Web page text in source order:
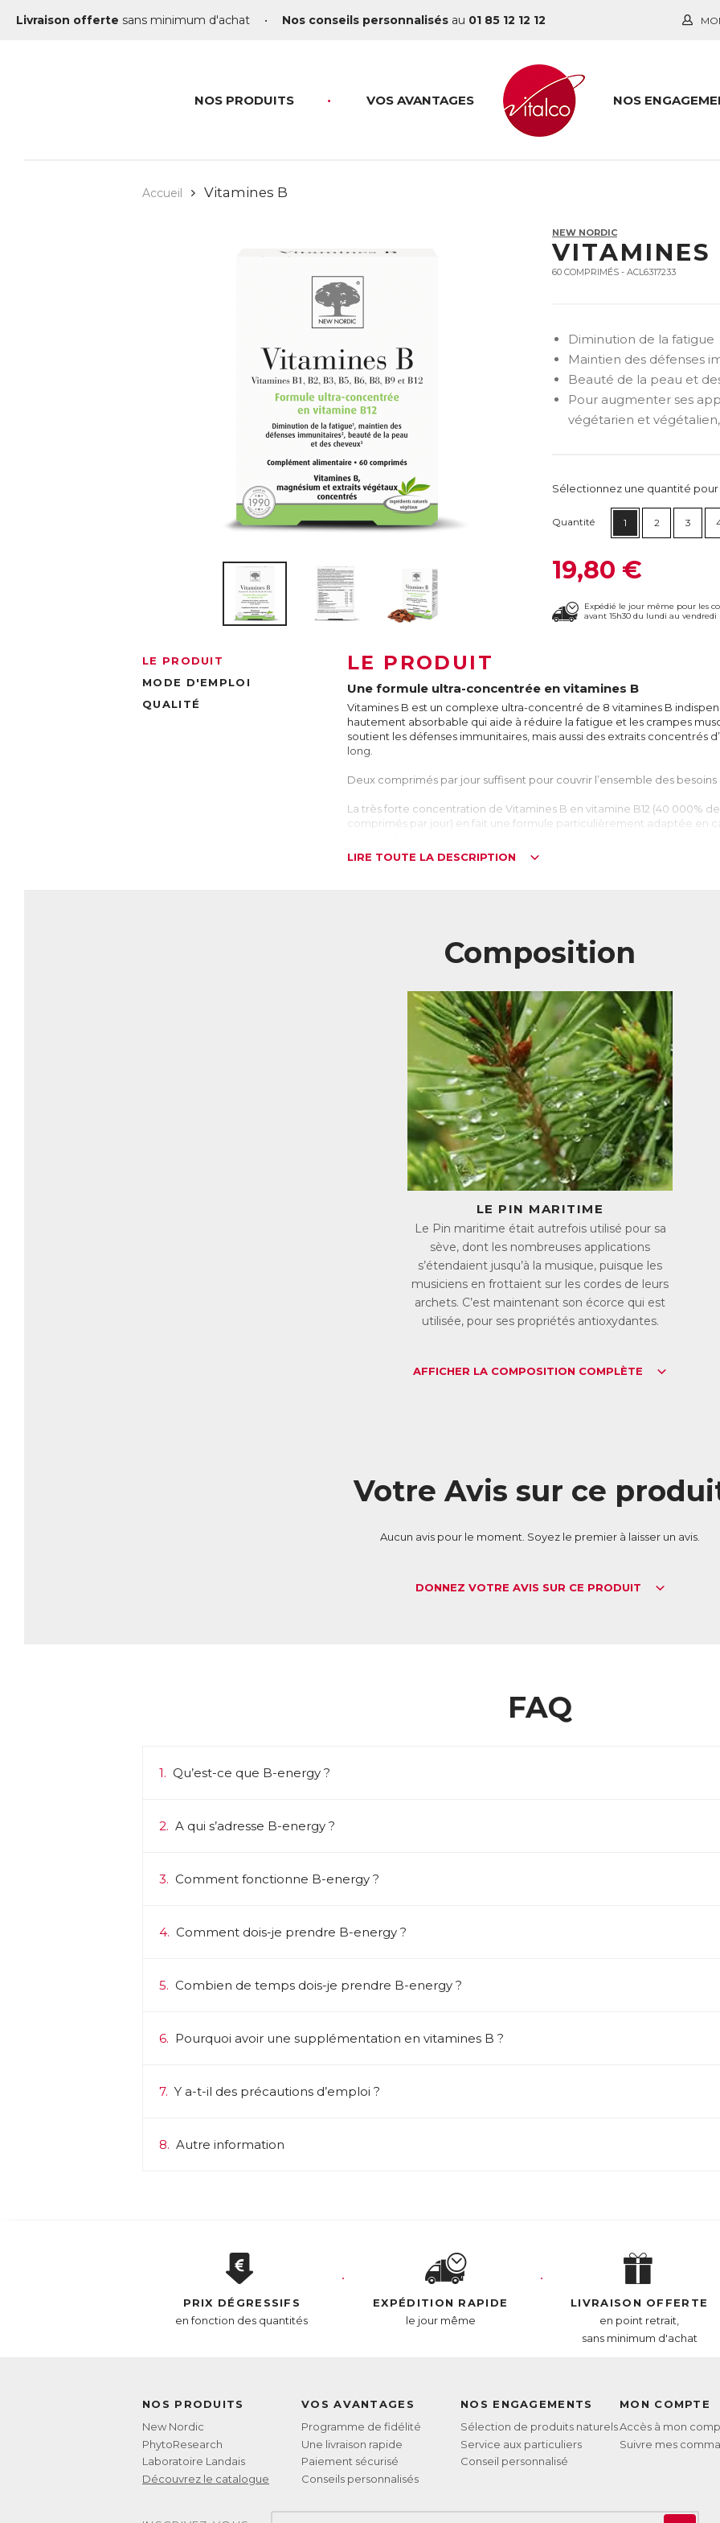
Livraison offerte sans minimum d'achat • Nos conseils personnalisés au 01 85 12 12 12
NOS PRODUITS VOS AVANTAGES NOS
Accueil Vitamines B
NEW NORDIC
VITAMINES
60 COMPRIMÉS - ACL6317233
Diminution de la fatigue
Maintien des défenses
Beauté de la peau et
Pour augmenter ses
végétarien et
Sélectionnez une quantité
Quantité 1 2 3
19,80 €
Expédié le jour même pour les
avant 15h30 du lundi au vendredi
LE PRODUIT
MODE D'EMPLOI
QUALITÉ
LE PRODUIT
Une formule ultra-concentrée en vitamines B
Vitamines B est un complexe ultra-concentré de 8 vitamines B
hautement absorbable qui aide à réduire la fatigue et les crampes
soutient les défenses immunitaires, mais aussi des extraits concentrés
long.
Deux comprimés par jour suffisent pour couvrir l’ensemble des
La très forte concentration de Vitamines B en vitamine B12 (40 000%
comprimés par jour) en fait une formule particulièrement adaptée en
Bien qu’elles soient généralement apportées par l’alimentation, une
cependant s’avérer nécessaire en fonction du régime alimentaire (la
produits d’origine animale par exemple). L’absorption digestive et
30% de la population senior européenne n’aurait pas des apports
Diminution de la fatigue
Les vitamines B2, B3, B5, B6, B9, B12, C et le magnésium aident à réduire
Les vitamines B et le magnésium jouent notamment un rôle important
(glucides, lipides et protéines) en énergie.
La vitamine B5 contribue aussi à des performances intellectuelles
neurotransmetteurs (molécules chimiques assurant la transmission de
La vitamine C joue un rôle essentiel dans l’absorption du fer,
Le Magnésium contenu dans Vitamines B est sous forme de malate
fait partie des mieux absorbées et des mieux tolérées par l’organisme.
Maintien des défenses de l’organisme
Les vitamines B6, B9, B12 et C contribuent au fonctionnement normal
La vitamine C est un puissant antioxydant qui protège les cellules,
l’attaque des radicaux libres qui les dégradent. Cette action est
Beauté de la peau et des cheveux
Autres actions
La vitamine B1 contribue à une bonne santé cardiovasculaire.
LIRE TOUTE LA DESCRIPTION
Composition
LE PIN MARITIME
Le Pin maritime était autrefois utilisé pour sa
sève, dont les nombreuses applications
s’étendaient jusqu’à la musique, puisque les
musiciens en frottaient sur les cordes de leurs
archets. C’est maintenant son écorce qui est
utilisée, pour ses propriétés antioxydantes.
AFFICHER LA COMPOSITION COMPLÈTE
Votre Avis sur ce
Aucun avis pour le moment. Soyez le premier à laisser un avis.
DONNEZ VOTRE AVIS SUR CE PRODUIT
FAQ
1. Qu’est-ce que B-energy ?
2. A qui s’adresse B-energy ?
3. Comment fonctionne B-energy ?
4. Comment dois-je prendre B-energy ?
5. Combien de temps dois-je prendre B-energy ?
6. Pourquoi avoir une supplémentation en vitamines B ?
7. Y a-t-il des précautions d’emploi ?
8. Autre information
PRIX DÉGRESSIFS
en fonction des quantités
EXPÉDITION RAPIDE
le jour même
LIVRAISON OFFERTE
en point retrait,
sans minimum d'achat
NOS PRODUITS
New Nordic
PhytoResearch
Laboratoire Landais
Découvrez le catalogue
VOS AVANTAGES
Programme de fidélité
Une livraison rapide
Paiement sécurisé
Conseils personnalisés
NOS ENGAGEMENTS
Sélection de produits naturels
Service aux particuliers
Conseil personnalisé
MON COMPTE
Accès à mon
Suivre mes